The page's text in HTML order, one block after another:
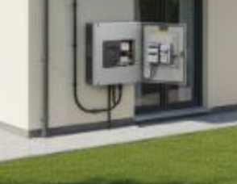
Vuoi sapere il prezzo preciso per installare
legata? Ottieni preventivi gratuiti.
È completamente gratuito
Trova tecnici